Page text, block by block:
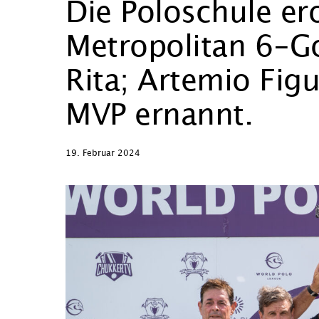
Die Poloschule
Metropolitan 6-
Rita; Artemio
MVP ernannt.
19. Februar 2024